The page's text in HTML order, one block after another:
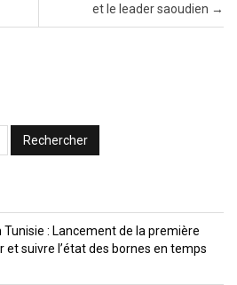
et le leader saoudien →
: Lancement de la première
et suivre l’état des bornes en temps